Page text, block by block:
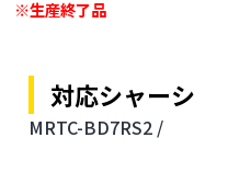
※生産終了品
対応シャーシ
MRTC-BD7RS2 /